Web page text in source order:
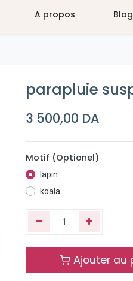
A propos Blog
parapluie
3 500,00 DA
Motif (Optionel)
lapin
koala
Ajouter au